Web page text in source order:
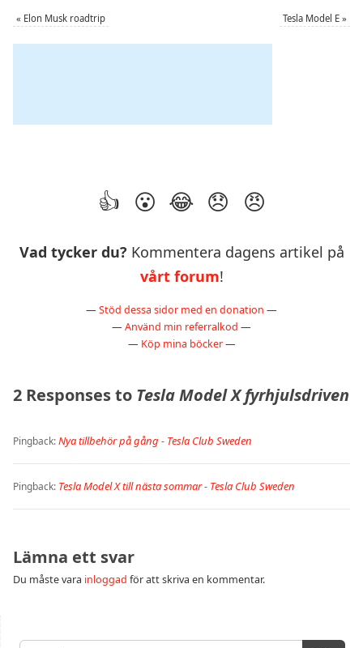
« Elon Musk roadtrip Tesla Model E »
Vad tycker du? Kommentera dagens artikel på
vårt forum!
— Stöd dessa sidor med en donation —
— Använd min referralkod —
— Köp mina böcker—
2 Responses to Tesla Model X fyrhjulsdriven
Pingback:Nya tillbehör på gång - Tesla Club Sweden
Pingback: Tesla Model X till nästa sommar - Tesla Club Sweden
Lämna ett svar
Du måste vara inloggad för att skriva en kommentar.